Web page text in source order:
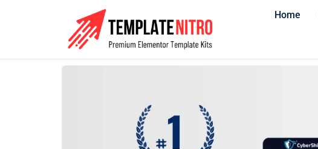
Home